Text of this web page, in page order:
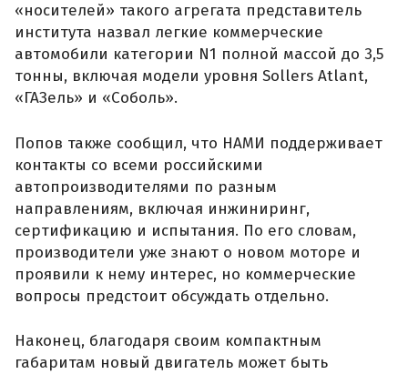
«носителей» такого агрегата представитель
института назвал легкие коммерческие
автомобили категории N1 полной массой до 3,5
тонны, включая модели уровня Sollers Atlant,
«ГАЗель» и «Соболь».
Попов также сообщил, что НАМИ поддерживает
контакты со всеми российскими
автопроизводителями по разным
направлениям, включая инжиниринг,
сертификацию и испытания. По его словам,
производители уже знают о новом моторе и
проявили к нему интерес, но коммерческие
вопросы предстоит обсуждать отдельно.
Наконец, благодаря своим компактным
габаритам новый двигатель может быть